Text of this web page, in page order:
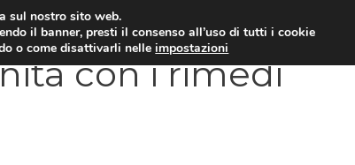
CARDIOLOGIA
con i rimedi
sul nostro sito web.
il banner, presti il consenso all’uso di tutti i cookie
o come disattivarli nelleimpostazioni